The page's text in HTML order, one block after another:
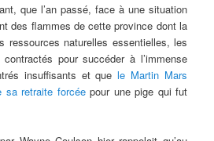
que l’an passé, face à une situation
des flammes de cette province dont la
ressources naturelles essentielles, les
pour succéder à l’immense
insuffisants et que le Martin Mars
sa retraite forcéepour une pige qui fut